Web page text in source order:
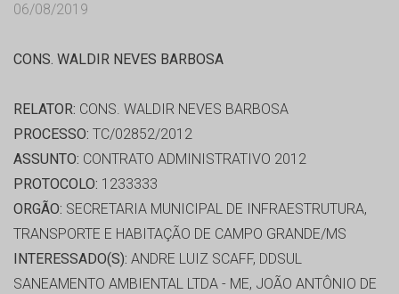
06/08/2019
CONS. WALDIR NEVES BARBOSA
RELATOR: CONS. WALDIR NEVES BARBOSA
PROCESSO: TC/02852/2012
ASSUNTO: CONTRATO ADMINISTRATIVO 2012
PROTOCOLO: 1233333
ORGÃO: SECRETARIA MUNICIPAL DE INFRAESTRUTURA,
TRANSPORTE E HABITAÇÃO DE CAMPO GRANDE/MS
INTERESSADO(S): ANDRE LUIZ SCAFF, DDSUL
SANEAMENTO AMBIENTAL LTDA - ME, JOÃO ANTÔNIO DE